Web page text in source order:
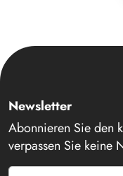
Newsletter
Abonnieren Sie den
verpassen Sie keine